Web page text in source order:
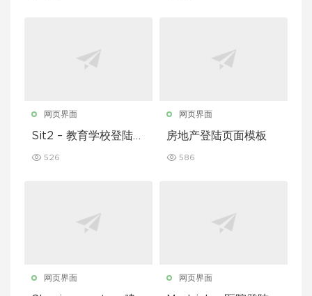
网页界面
Sit2 – 教育学校登陆页
526
网页界面
房地产登陆页面模板
586
网页界面 网页界面